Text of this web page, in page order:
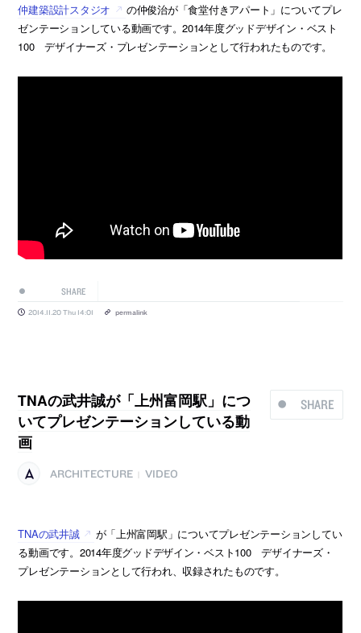
仲建築設計スタジオ
の仲俊治が「食堂付きアパート」についてプレ
ゼンテーションしている動画です。2014年度グッドデザイン・ベスト
100 デザイナーズ・プレゼンテーションとして行われたものです。
SHARE
2014.11.20 Thu 14:01 permalink
SHARE
TNAの武井誠が「上州富岡駅」につ
いてプレゼンテーションしている動
画
ARCHITECTURE VIDEO
TNAの武井誠
が「上州富岡駅」についてプレゼンテーションしてい
る動画です。2014年度グッドデザイン・ベスト100 デザイナーズ・
プレゼンテーションとして行われ、収録されたものです。